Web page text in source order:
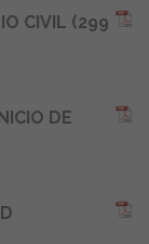
CIVIL (299
DE